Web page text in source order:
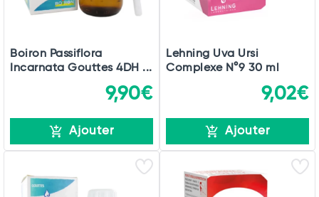
Boiron Passiflora
Incarnata Gouttes 4DH ...
9,90€
Ajouter
Lehning Uva Ursi
Complexe N°9 30 ml
9,02€
Ajouter